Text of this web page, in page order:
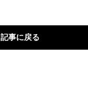
記事に戻る